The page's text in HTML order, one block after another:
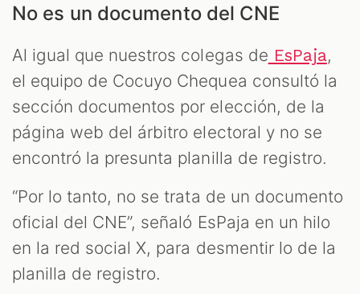
No es un documento del CNE
Al igual que nuestros colegas de EsPaja,
el equipo de Cocuyo Chequea consultó la
sección documentos por elección, de la
página web del árbitro electoral y no se
encontró la presunta planilla de registro.
“Por lo tanto, no se trata de un documento
oficial del CNE”, señaló EsPaja en un hilo
en la red social X, para desmentir lo de la
planilla de registro.